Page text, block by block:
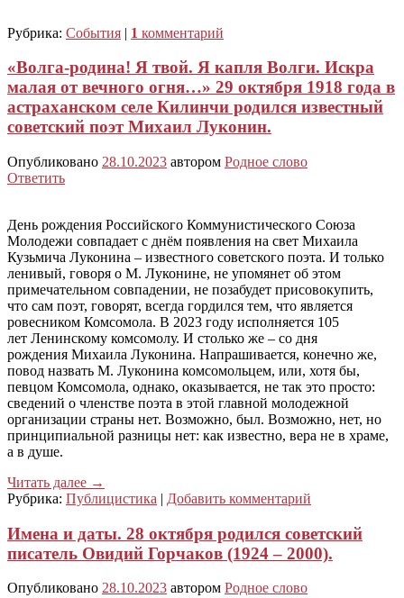
Рубрика: События | 1 комментарий
«Волга-родина! Я твой. Я капля Волги. Искра
малая от вечного огня…» 29 октября 1918 года в
астраханском селе Килинчи родился известный
советский поэт Михаил Луконин.
Опубликовано 28.10.2023 автором Родное слово
Ответить
День рождения Российского Коммунистического Союза
Молодежи совпадает с днём появления на свет Михаила
Кузьмича Луконина – известного советского поэта. И только
ленивый, говоря о М. Луконине, не упомянет об этом
примечательном совпадении, не позабудет присовокупить,
что сам поэт, говорят, всегда гордился тем, что является
ровесником Комсомола. В 2023 году исполняется 105
лет Ленинскому комсомолу. И столько же – со дня
рождения Михаила Луконина. Напрашивается, конечно же,
повод назвать М. Луконина комсомольцем, или, хотя бы,
певцом Комсомола, однако, оказывается, не так это просто:
сведений о членстве поэта в этой главной молодежной
организации страны нет. Возможно, был. Возможно, нет, но
принципиальной разницы нет: как известно, вера не в храме,
а в душе.
Читать далее →
Рубрика: Публицистика | Добавить комментарий
Имена и даты. 28 октября родился советский
писатель Овидий Горчаков (1924 – 2000).
Опубликовано 28.10.2023 автором Родное слово